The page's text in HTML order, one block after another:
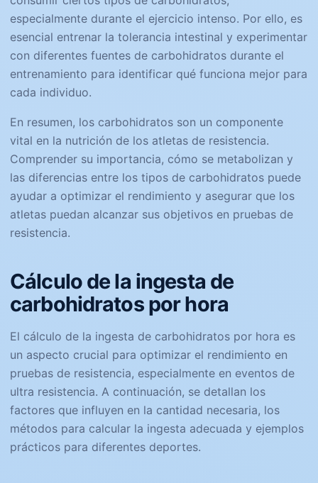
especialmente durante el ejercicio intenso. Por ello, es
esencial entrenar la tolerancia intestinal y experimentar
con diferentes fuentes de carbohidratos durante el
entrenamiento para identificar qué funciona mejor para
cada individuo.
En resumen, los carbohidratos son un componente
vital en la nutrición de los atletas de resistencia.
Comprender su importancia, cómo se metabolizan y
las diferencias entre los tipos de carbohidratos puede
ayudar a optimizar el rendimiento y asegurar que los
atletas puedan alcanzar sus objetivos en pruebas de
resistencia.
Cálculo de la ingesta de
carbohidratos por hora
El cálculo de la ingesta de carbohidratos por hora es
un aspecto crucial para optimizar el rendimiento en
pruebas de resistencia, especialmente en eventos de
ultra resistencia. A continuación, se detallan los
factores que influyen en la cantidad necesaria, los
métodos para calcular la ingesta adecuada y ejemplos
prácticos para diferentes deportes.